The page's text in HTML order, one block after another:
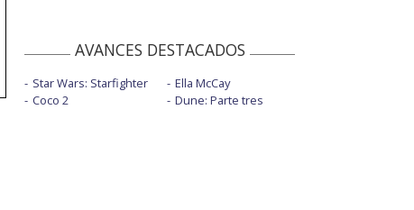
AVANCES DESTACADOS
Star Wars: Starfighter
Coco 2
Ella McCay
Dune: Parte tres